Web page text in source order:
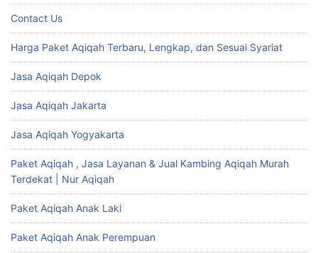
Contact Us
Harga Paket Aqiqah Terbaru, Lengkap, dan Sesuai Syariat
Jasa Aqiqah Depok
Jasa Aqiqah Jakarta
Jasa Aqiqah Yogyakarta
Paket Aqiqah , Jasa Layanan & Jual Kambing Aqiqah Murah
Terdekat | Nur Aqiqah
Paket Aqiqah Anak Laki
Paket Aqiqah Anak Perempuan